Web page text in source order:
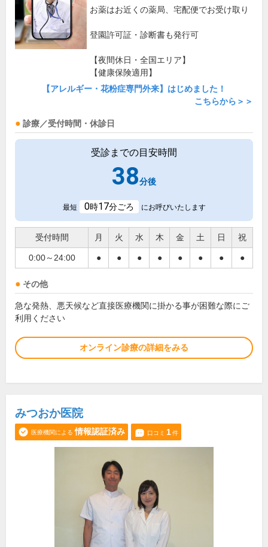
お薬はお近くの薬局、宅配便でお受け取り
登園許可証・診断書も発行可
【夜間休日・全国エリア】
【健康保険適用】
【アレルギー・花粉症専門外来】はじめました！
こちらから＞＞
診療／受付時間・休診日
受診までの目安時間
38分後
最短 0時17分ごろ にお呼びいたします
受付時間 月 火 水 木 金 土 日 祝
0:00～24:00 ● ● ● ● ● ● ● ●
その他
急な発熱、悪天候など直接医療機関に掛かる事が困難な際にご
利用ください
オンライン診療の詳細をみる
みつおか医院
医療機関による 情報認証済み 口コミ 1件